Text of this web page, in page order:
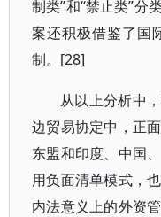
制类”和“禁止类”分
案还积极借鉴了国
制。[28]
从以上分析中
边贸易协定中，正
东盟和印度、中国
用负面清单模式，
内法意义上的外资